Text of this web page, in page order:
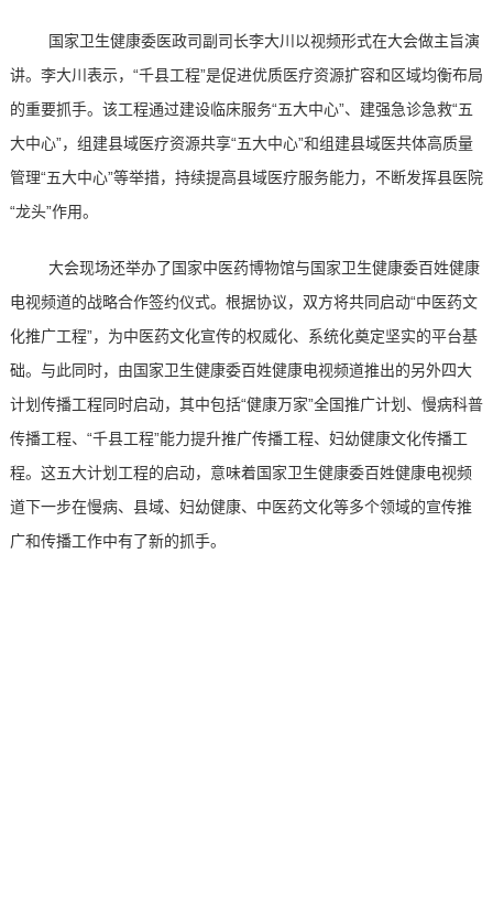
国家卫生健康委医政司副司长李大川以视频形式在大会做主旨演
讲。李大川表示，“千县工程”是促进优质医疗资源扩容和区域均衡布局
的重要抓手。该工程通过建设临床服务“五大中心”、建强急诊急救“五
大中心”，组建县域医疗资源共享“五大中心”和组建县域医共体高质量
管理“五大中心”等举措，持续提高县域医疗服务能力，不断发挥县医院
“龙头”作用。
大会现场还举办了国家中医药博物馆与国家卫生健康委百姓健康
电视频道的战略合作签约仪式。根据协议，双方将共同启动“中医药文
化推广工程”，为中医药文化宣传的权威化、系统化奠定坚实的平台基
础。与此同时，由国家卫生健康委百姓健康电视频道推出的另外四大
计划传播工程同时启动，其中包括“健康万家”全国推广计划、慢病科普
传播工程、“千县工程”能力提升推广传播工程、妇幼健康文化传播工
程。这五大计划工程的启动，意味着国家卫生健康委百姓健康电视频
道下一步在慢病、县域、妇幼健康、中医药文化等多个领域的宣传推
广和传播工作中有了新的抓手。